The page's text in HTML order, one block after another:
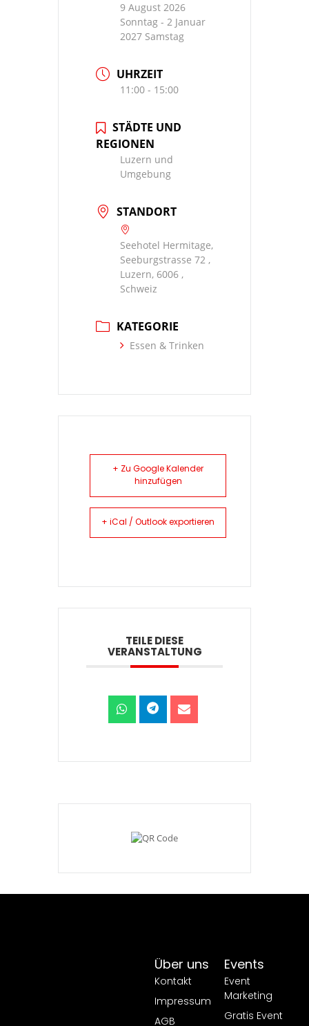
9 August 2026
Sonntag - 2 Januar
2027 Samstag
UHRZEIT
11:00 - 15:00
STÄDTE UND
REGIONEN
Luzern und
Umgebung
STANDORT
Seehotel Hermitage,
Seeburgstrasse 72 ,
Luzern, 6006 ,
Schweiz
KATEGORIE
Essen & Trinken
+ Zu Google Kalender
hinzufügen
+ iCal / Outlook exportieren
TEILE DIESE
VERANSTALTUNG
Events
Event
Marketing
Gratis Event
Über uns
Kontakt
Impressum
AGB